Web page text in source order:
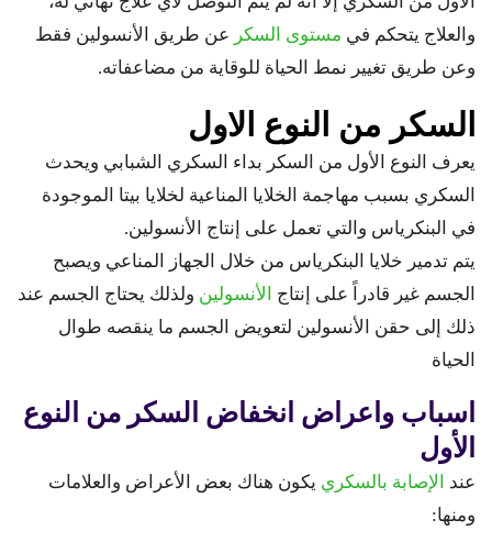
والعلاج يتحكم في مستوى السكر عن طريق الأنسولين فقط
وعن طريق تغيير نمط الحياة للوقاية من مضاعفاته.
السكر من النوع الاول
يعرف النوع الأول من السكر بداء السكري الشبابي ويحدث
السكري بسبب مهاجمة الخلايا المناعية لخلايا بيتا الموجودة
في البنكرياس والتي تعمل على إنتاج الأنسولين.
يتم تدمير خلايا البنكرياس من خلال الجهاز المناعي ويصبح
الجسم غير قادراً على إنتاج الأنسولين ولذلك يحتاج الجسم عند
ذلك إلى حقن الأنسولين لتعويض الجسم ما ينقصه طوال
الحياة
اسباب واعراض انخفاض السكر من النوع
الأول
عند الإصابة بالسكري يكون هناك بعض الأعراض والعلامات
ومنها: